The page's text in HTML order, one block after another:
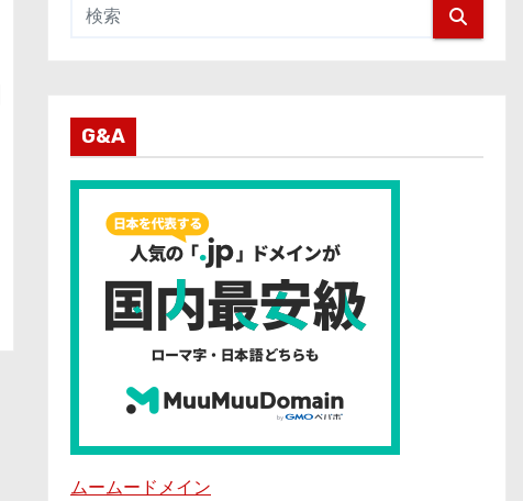
G&A
ムームードメイン